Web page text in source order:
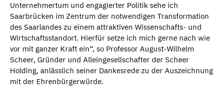
Unternehmertum und engagierter Politik sehe ich
Saarbrücken im Zentrum der notwendigen Transformation
des Saarlandes zu einem attraktiven Wissenschafts- und
Wirtschaftsstandort. Hierfür setze ich mich gerne nach wie
vor mit ganzer Kraft ein“, so Professor August-Wilhelm
Scheer, Gründer und Alleingesellschafter der Scheer
Holding, anlässlich seiner Dankesrede zu der Auszeichnung
mit der Ehrenbürgerwürde.